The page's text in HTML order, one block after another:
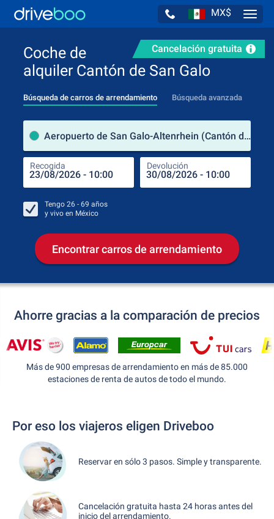
MX$
Cancelación gratuita
Coche de
alquiler Cantón de San Galo
Búsqueda de carros de arrendamiento Búsqueda avanzada
Aeropuerto de San Galo-Altenrhein (Cantón de San Galo / Suiza)
Recogida Devolución
Tengo 26 - 69 años
y vivo en México
Encontrar carros de arrendamiento
Ahorre gracias a la comparación de precios
Más de 900 empresas de arrendamiento en más de 85.000
estaciones de renta de autos de todo el mundo.
Por eso los viajeros eligen Driveboo
Reservar en sólo 3 pasos. Simple y transparente.
Cancelación gratuita hasta 24 horas antes del
inicio del arrendamiento.